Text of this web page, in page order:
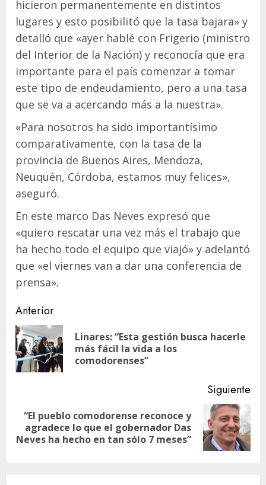
hicieron permanentemente en distintos
lugares y esto posibilitó que la tasa bajara» y
detalló que «ayer hablé con Frigerio (ministro
del Interior de la Nación) y reconocía que era
importante para el país comenzar a tomar
este tipo de endeudamiento, pero a una tasa
que se va a acercando más a la nuestra».
«Para nosotros ha sido importantísimo
comparativamente, con la tasa de la
provincia de Buenos Aires, Mendoza,
Neuquén, Córdoba, estamos muy felices»,
aseguró.
En este marco Das Neves expresó que
«quiero rescatar una vez más el trabajo que
ha hecho todo el equipo que viajó» y adelantó
que «el viernes van a dar una conferencia de
prensa».
Navegación
de
entradas
Anterior
Linares: “Esta gestión busca hacerle
más fácil la vida a los
comodorenses”
Siguiente
Siguiente
entrada:
“El pueblo comodorense reconoce y
agradece lo que el gobernador Das
Neves ha hecho en tan sólo 7 meses”